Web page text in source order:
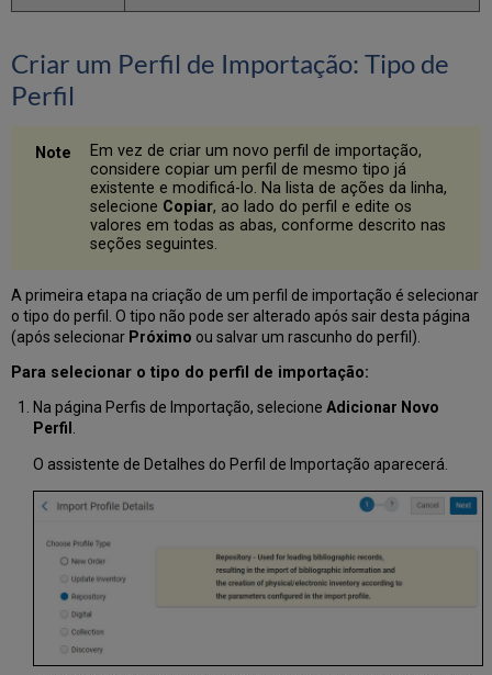
Criar um Perfil de Importação: Tipo de
Perfil
Em vez de criar um novo perfil de importação,
considere copiar um perfil de mesmo tipo já
existente e modificá-lo. Na lista de ações da linha,
selecione Copiar, ao lado do perfil e edite os
valores em todas as abas, conforme descrito nas
seções seguintes.
A primeira etapa na criação de um perfil de importação é selecionar
o tipo do perfil. O tipo não pode ser alterado após sair desta página
(após selecionar Próximo ou salvar um rascunho do perfil).
Para selecionar o tipo do perfil de importação:
Na página Perfis de Importação, selecione Adicionar Novo
Perfil .
O assistente de Detalhes do Perfil de Importação aparecerá.